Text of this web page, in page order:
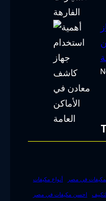
أنواع مكيفات في مصر
احسن مكيفات في مصر